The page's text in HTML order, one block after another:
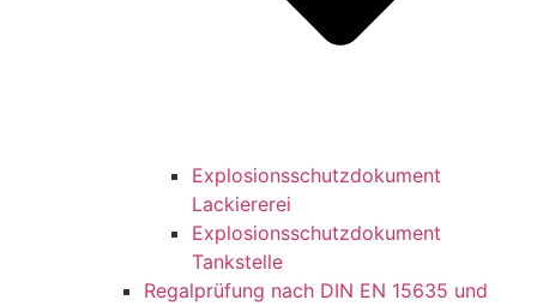
Explosionsschutzdokument
Lackiererei
Explosionsschutzdokument
Tankstelle
Regalprüfung nach DIN EN 15635 und